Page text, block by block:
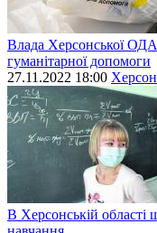
Влада Херсонської ОДА
гуманітарної допомоги
27.11.2022 18:00 Херсон
В Херсонській